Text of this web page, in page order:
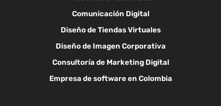
Comunicación Digital
Diseño de Tiendas Virtuales
Diseño de Imagen Corporativa
Consultoría de Marketing Digital
Empresa de software en Colombia